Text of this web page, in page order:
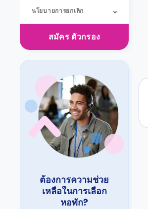
นโยบายการยกเลิก
สมัคร ตัวกรอง
ต้องการความช่วย
เหลือในการเลือก
หอพัก?